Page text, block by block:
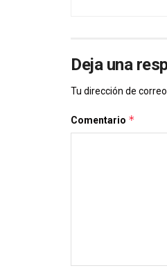
Deja una
Tu dirección de
Comentario *